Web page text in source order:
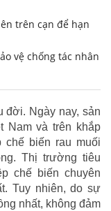
trên cạn để hạn
vệ chống tác nhân
đời. Ngày nay, sản
Nam và trên khắp
chế biến rau muối
Thị trường tiêu
chế biến chuyên
Tuy nhiên, do sự
nhất, không đảm